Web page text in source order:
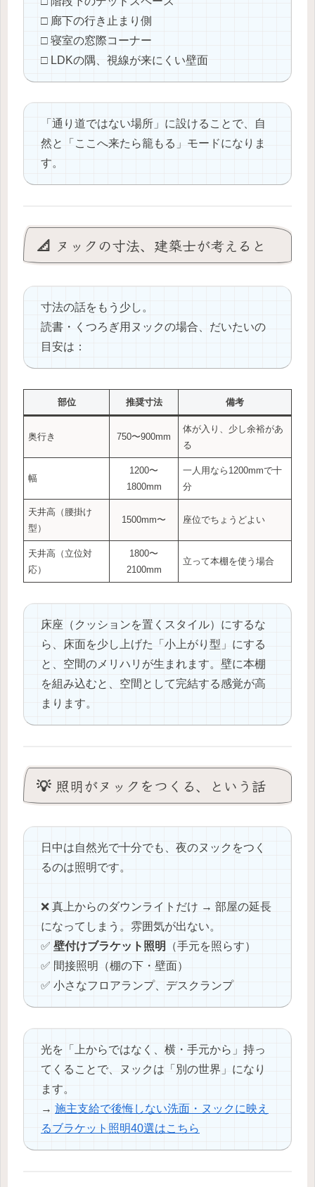
□ 廊下の行き止まり側
□ 寝室の窓際コーナー
□ LDKの隅、視線が来にくい壁面
「通り道ではない場所」に設けることで、自
然と「ここへ来たら籠もる」モードになりま
す。
📐 ヌックの寸法、建築士が考えると
寸法の話をもう少し。
読書・くつろぎ用ヌックの場合、だいたいの
目安は：
部位 推奨寸法 備考
奥行き 750〜900mm
体が入り、少し余裕があ
る
幅
1200〜
1800mm
一人用なら1200mmで十
分
天井高（腰掛け
型）
1500mm〜 座位でちょうどよい
天井高（立位対
応）
1800〜
2100mm
立って本棚を使う場合
床座（クッションを置くスタイル）にするな
ら、床面を少し上げた「小上がり型」にする
と、空間のメリハリが生まれます。壁に本棚
を組み込むと、空間として完結する感覚が高
まります。
💡 照明がヌックをつくる、という話
日中は自然光で十分でも、夜のヌックをつく
るのは照明です。
❌ 真上からのダウンライトだけ → 部屋の延長
になってしまう。雰囲気が出ない。
✅ 壁付けブラケット照明
（手元を照らす）
✅ 間接照明（棚の下・壁面）
✅ 小さなフロアランプ、デスクランプ
光を「上からではなく、横・手元から」持っ
てくることで、ヌックは「別の世界」になり
ます。
→ 施主支給で後悔しない洗面・ヌックに映え
るブラケット照明40選はこちら